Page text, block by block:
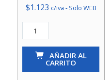
$1.123 c/iva - Solo WEB
Codo
So-
AÑADIR AL
CARRITO